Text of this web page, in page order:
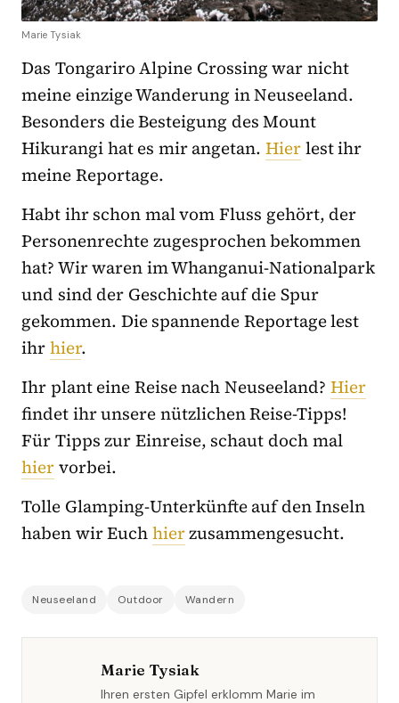
Marie Tysiak
Das Tongariro Alpine Crossing war nicht
meine einzige Wanderung in Neuseeland.
Besonders die Besteigung des Mount
Hikurangi hat es mir angetan.Hierlest ihr
meine Reportage.
Habt ihr schon mal vom Fluss gehört, der
Personenrechte zugesprochen bekommen
hat? Wir waren im Whanganui-Nationalpark
und sind der Geschichte auf die Spur
gekommen. Die spannende Reportage lest
ihrhier.
Ihr plant eine Reise nach Neuseeland? Hier
findet ihr unsere nützlichen Reise-Tipps!
Für Tipps zur Einreise, schaut doch mal
hiervorbei.
Tolle Glamping-Unterkünfte auf den Inseln
haben wir Euchhierzusammengesucht.
Neuseeland Outdoor Wandern
Marie Tysiak
Ihren ersten Gipfel erklomm Marie im